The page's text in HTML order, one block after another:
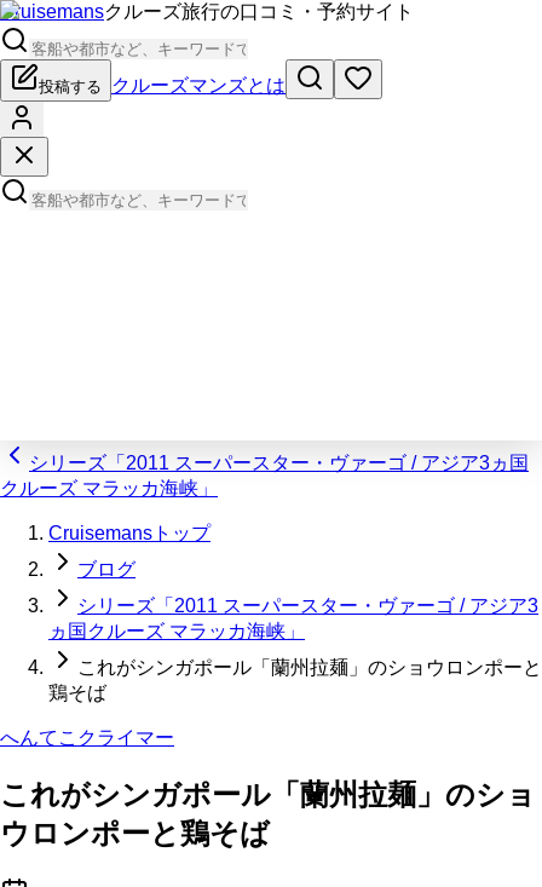
Cruisemansクルーズ旅行の口コミ・予約サイト
投稿する クルーズマンズとは
シリーズ「2011 スーパースター・ヴァーゴ / アジア3ヵ国
クルーズ マラッカ海峡」
Cruisemansトップ
ブログ
シリーズ「2011 スーパースター・ヴァーゴ / アジア3
ヵ国クルーズ マラッカ海峡」
これがシンガポール「蘭州拉麺」のショウロンポーと
鶏そば
へんてこクライマー
これがシンガポール「蘭州拉麺」のショ
ウロンポーと鶏そば